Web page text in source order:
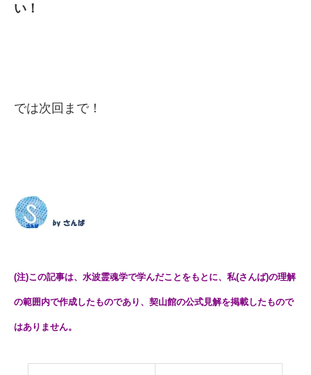
い！
では次回まで！
(注)この記事は、水波霊魂学で学んだことをもとに、私(さんば)の理解
の範囲内で作成したものであり、契山館の公式見解を掲載したもので
はありません。